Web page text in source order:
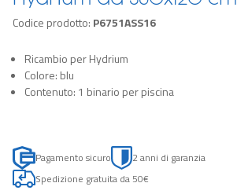
Codice prodotto: P6751ASS16
Ricambio per Hydrium
Colore: blu
Contenuto: 1 binario per piscina
Pagamento sicuro
2 anni di garanzia
Spedizione gratuita da 50€